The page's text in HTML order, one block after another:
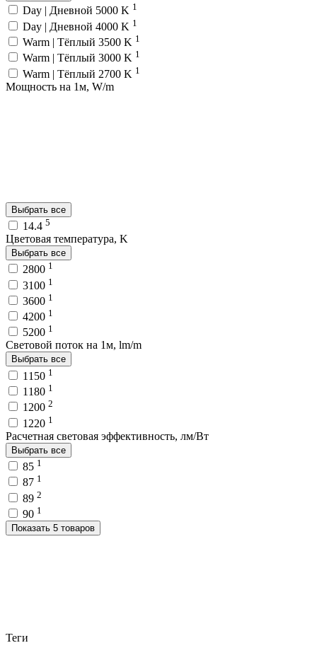
Day | Дневной 5000 K 1
Day | Дневной 4000 K 1
Warm | Тёплый 3500 K 1
Warm | Тёплый 3000 K 1
Warm | Тёплый 2700 K 1
Мощность на 1м, W/m
Выбрать все
14.4 5
Цветовая температура, K
Выбрать все
2800 1
3100 1
3600 1
4200 1
5200 1
Световой поток на 1м, lm/m
Выбрать все
1150 1
1180 1
1200 2
1220 1
Расчетная световая эффективность, лм/Вт
Выбрать все
85 1
87 1
89 2
90 1
Показать 5 товаров
Теги